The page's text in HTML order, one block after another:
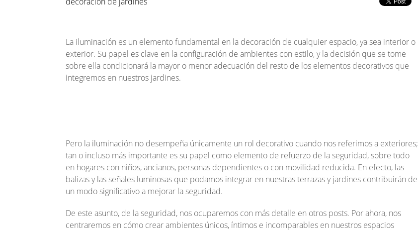
La iluminación es un elemento fundamental en la decoración de cualquier espacio, ya sea interior o
exterior. Su papel es clave en la configuración de ambientes con estilo, y la decisión que se tome
sobre ella condicionará la mayor o menor adecuación del resto de los elementos decorativos que
integremos en nuestros jardines.
Pero la iluminación no desempeña únicamente un rol decorativo cuando nos referimos a exteriores;
tan o incluso más importante es su papel como elemento de refuerzo de la seguridad, sobre todo
en hogares con niños, ancianos, personas dependientes o con movilidad reducida. En efecto, las
balizas y las señales luminosas que podamos integrar en nuestras terrazas y jardines contribuirán de
un modo significativo a mejorar la seguridad.
De este asunto, de la seguridad, nos ocuparemos con más detalle en otros posts. Por ahora, nos
centraremos en cómo crear ambientes únicos, íntimos e incomparables en nuestros espacios